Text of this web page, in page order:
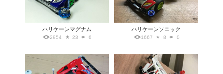
ハリケーンマグナム
2954 23 6
ハリケーンソニック
1667 8 0